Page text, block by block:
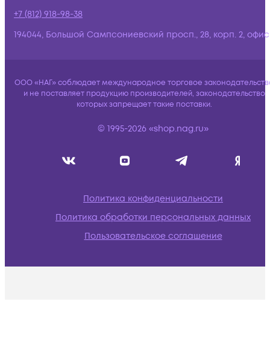
+7 (812) 918-98-38
194044, Большой Сампсониевский просп., 28, корп. 2,
ООО «НАГ» соблюдает международное торговое
и не поставляет продукцию производителей, законодательство
которых запрещает такие поставки.
© 1995-2026 «shop.nag.ru»
Политика конфиденциальности
Политика обработки персональных данных
Пользовательское соглашение